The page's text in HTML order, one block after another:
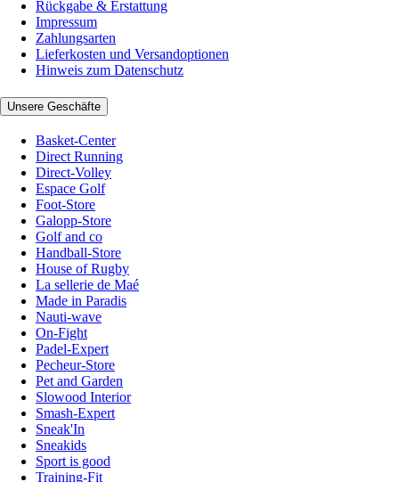
Rückgabe & Erstattung
Impressum
Zahlungsarten
Lieferkosten und Versandoptionen
Hinweis zum Datenschutz
Unsere Geschäfte
Basket-Center
Direct Running
Direct-Volley
Espace Golf
Foot-Store
Galopp-Store
Golf and co
Handball-Store
House of Rugby
La sellerie de Maé
Made in Paradis
Nauti-wave
On-Fight
Padel-Expert
Pecheur-Store
Pet and Garden
Slowood Interior
Smash-Expert
Sneak'In
Sneakids
Sport is good
Training-Fit